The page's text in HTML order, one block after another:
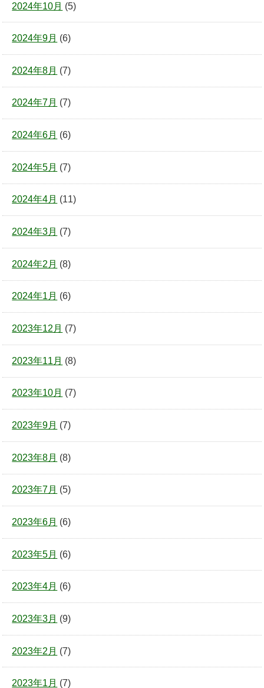
2024年10月 (5)
2024年9月 (6)
2024年8月 (7)
2024年7月 (7)
2024年6月 (6)
2024年5月 (7)
2024年4月 (11)
2024年3月 (7)
2024年2月 (8)
2024年1月 (6)
2023年12月 (7)
2023年11月 (8)
2023年10月 (7)
2023年9月 (7)
2023年8月 (8)
2023年7月 (5)
2023年6月 (6)
2023年5月 (6)
2023年4月 (6)
2023年3月 (9)
2023年2月 (7)
2023年1月 (7)